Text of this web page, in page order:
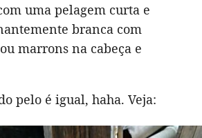
uma pelagem curta e
branca com
marrons na cabeça e
pelo é igual, haha. Veja: